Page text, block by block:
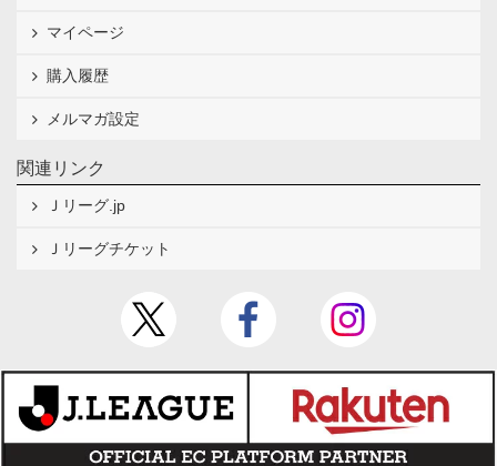
マイページ
購入履歴
メルマガ設定
関連リンク
Ｊリーグ.jp
Ｊリーグチケット